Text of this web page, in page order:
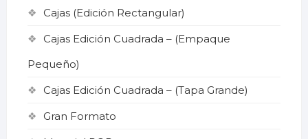
Cajas (Edición Rectangular)
Cajas Edición Cuadrada – (Empaque
Pequeño)
Cajas Edición Cuadrada – (Tapa Grande)
Gran Formato